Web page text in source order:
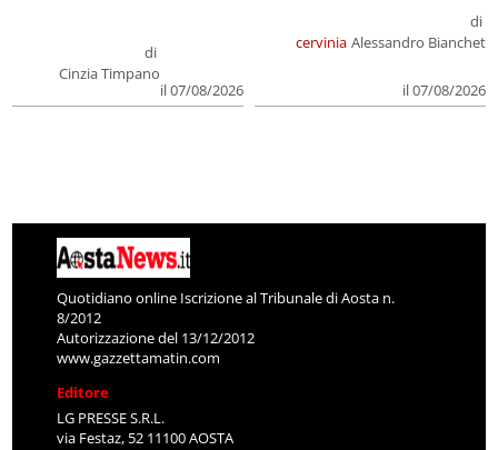
di
Cinzia Timpano
il 07/08/2026
cervinia
di
Alessandro Bianchet
il 07/08/2026
Quotidiano online Iscrizione al Tribunale di Aosta n.
8/2012
Autorizzazione del 13/12/2012
www.gazzettamatin.com
Editore
LG PRESSE S.R.L.
via Festaz, 52 11100 AOSTA